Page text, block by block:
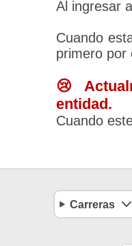
Al ingresar
Cuando
primero por
😢
entidad.
Cuando
Carreras